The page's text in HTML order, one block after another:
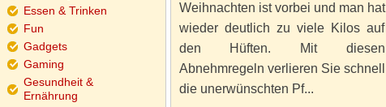
Weihnachten ist vorbei und man hat
wieder deutlich zu viele Kilos auf
den Hüften. Mit diesen
Abnehmregeln verlieren Sie schnell
die unerwünschten Pf...
Essen & Trinken
Fun
Gadgets
Gaming
Gesundheit &
Ernährung